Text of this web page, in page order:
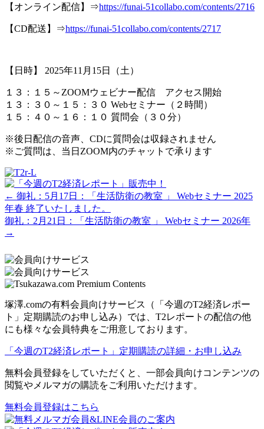
【オンライン配信】⇒https://funai-51collabo.com/contents/2716
【CD配送】⇒https://funai-51collabo.com/contents/2717
【日時】 2025年11月15日（土）
１３：１５～ZOOMウェビナー配信 アクセス開始
１３：３０～１５：３０ Webセミナー（２時間）
１５：４０～１６：１０ 質問会（３０分）
※後日配信の音声、CDに質問会は収録されません
※ご質問は、当日ZOOM内のチャットで承ります
Posts
navigation
← 御礼：5月17日：「生活防衛の教室 」 Webセミナー 2025
年春 終了いたしました。
御礼：2月21日：「生活防衛の教室 」 Webセミナー 2026年
→
塚澤.comの有料会員向けサービス（「今週のT2経済レポー
ト」定期購読のお申し込み）では、T2レポートの配信の他
にも様々な会員特典をご用意しております。
「今週のT2経済レポート」定期購読の詳細・お申し込み
無料会員登録をしていただくと、一部会員向けコンテンツの
閲覧やメルマガの購読をご利用いただけます。
無料会員登録はこちら